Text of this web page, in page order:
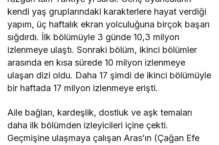
kendi yaş gruplarındaki karakterlere hayat verdiği
yapım, üç haftalık ekran yolculuğuna birçok başarı
sığdırdı. İlk bölümüyle 3 günde 10,3 milyon
izlenmeye ulaştı. Sonraki bölüm, ikinci bölümler
arasında en kısa sürede 10 milyon izlenmeye
ulaşan dizi oldu. Daha 17 şimdi de ikinci bölümüyle
bir haftada 17 milyon izlenmeye erişti.
Aile bağları, kardeşlik, dostluk ve aşk temaları
daha ilk bölümden izleyicileri içine çekti.
Geçmişine ulaşmaya çalışan Aras’ın (Çağan Efe